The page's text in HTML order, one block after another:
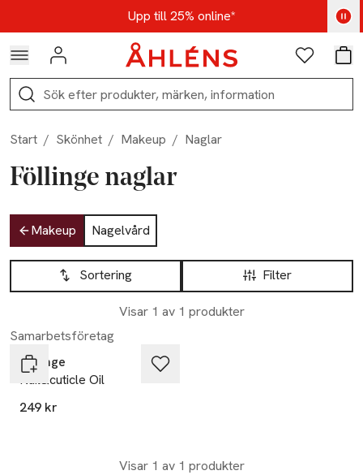
Hoppa till navigationsmenynUpp till 25% online*
Kod: AUG25 - Shoppa nu
Logga in Favoriter
Sök
Start / Skönhet / Makeup / Naglar
Föllinge naglar
Hoppa till produktsidan
Makeup
Nagelvård
Hoppa till produktsidan
Filter
Sortering
Visar 1 av 1 produkter
Lista över produkter
Samarbetsföretag
Föllinge
Nail&cuticle Oil
249 kr
Visar 1 av 1 produkter